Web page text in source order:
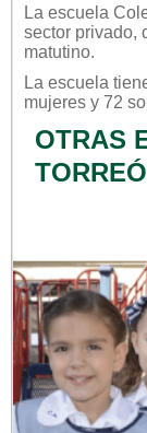
La escuela
sector privado,
matutino.
La escuela
mujeres y 72
OTRAS